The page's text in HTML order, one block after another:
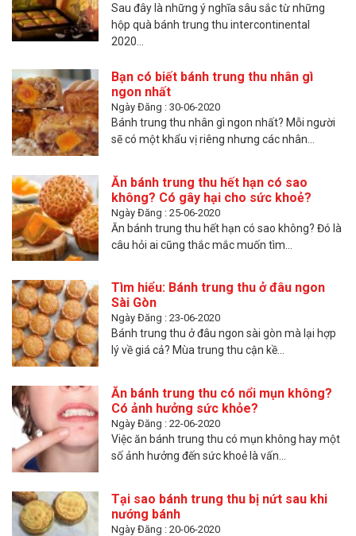
Sau đây là những ý nghĩa sâu sắc từ những
hộp quà bánh trung thu intercontinental
2020...
Bạn có biết bánh trung thu nhân gì
ngon nhất
Ngày Đăng : 30-06-2020
Bánh trung thu nhân gì ngon nhất? Mỗi người
sẽ có một khẩu vị riêng nhưng các nhân...
Ăn bánh trung thu hết hạn có sao
không? Có gây hại cho sức khoẻ?
Ngày Đăng : 25-06-2020
Ăn bánh trung thu hết hạn có sao không? Đó là
câu hỏi ai cũng thắc mắc muốn tìm...
Tìm hiểu: Bánh trung thu ở đâu ngon
Sài Gòn
Ngày Đăng : 23-06-2020
Bánh trung thu ở đâu ngon sài gòn mà lại hợp
lý về giá cả? Mùa trung thu cận kề...
Ăn bánh trung thu có nổi mụn không?
Có ảnh hưởng sức khỏe?
Ngày Đăng : 22-06-2020
Việc ăn bánh trung thu có mụn không hay một
số ảnh hưởng đến sức khoẻ là vấn...
Tại sao bánh trung thu bị nứt sau khi
nướng bánh
Ngày Đăng : 20-06-2020